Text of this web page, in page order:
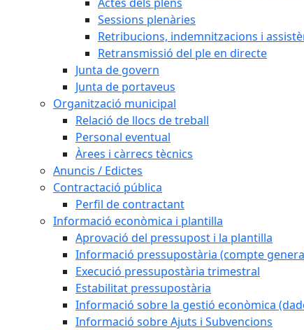
Sessions plenàries
Retribucions, indemnitzacions i
Retransmissió del ple en directe
Junta de govern
Junta de portaveus
Organització municipal
Relació de llocs de treball
Personal eventual
Àrees i càrrecs tècnics
Anuncis / Edictes
Contractació pública
Perfil de contractant
Informació econòmica i plantilla
Aprovació del pressupost i la plantilla
Informació pressupostària (compte
Execució pressupostària trimestral
Estabilitat pressupostària
Informació sobre la gestió econòmica
Informació sobre Ajuts i Subvencions